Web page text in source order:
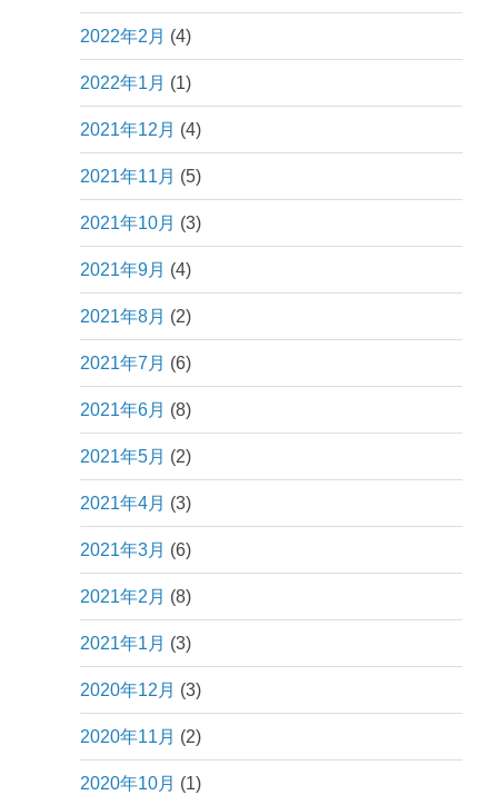
2022年2月 (4)
2022年1月 (1)
2021年12月 (4)
2021年11月 (5)
2021年10月 (3)
2021年9月 (4)
2021年8月 (2)
2021年7月 (6)
2021年6月 (8)
2021年5月 (2)
2021年4月 (3)
2021年3月 (6)
2021年2月 (8)
2021年1月 (3)
2020年12月 (3)
2020年11月 (2)
2020年10月 (1)